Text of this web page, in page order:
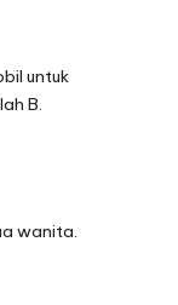
untuk
B.
wanita.